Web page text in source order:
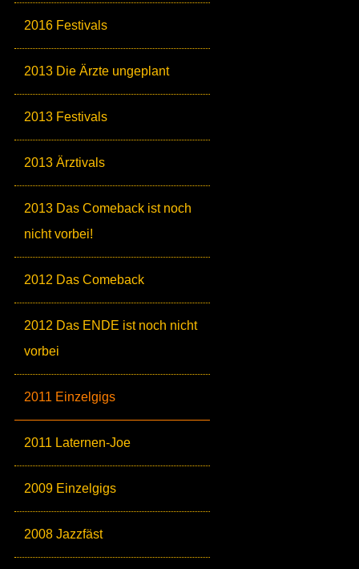
2016 Festivals
2013 Die Ärzte ungeplant
2013 Festivals
2013 Ärztivals
2013 Das Comeback ist noch
nicht vorbei!
2012 Das Comeback
2012 Das ENDE ist noch nicht
vorbei
2011 Einzelgigs
2011 Laternen-Joe
2009 Einzelgigs
2008 Jazzfäst